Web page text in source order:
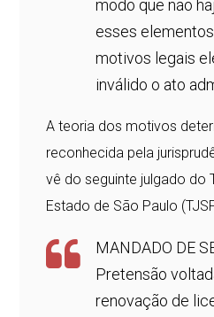
modo que não
esses
motivos legais
inválido o ato
A teoria dos motivos
reconhecida pela
vê do seguinte julgado do
Estado de São Paulo
MANDADO DE
Pretensão
renovação de